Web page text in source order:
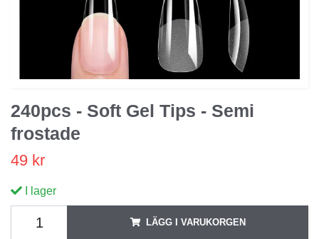
240pcs - Soft Gel Tips - Semi
frostade
49 kr
I lager
LÄGG I VARUKORGEN